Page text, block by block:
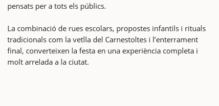
pensats per a tots els públics.
La combinació de rues escolars, propostes infantils i rituals
tradicionals com la vetlla del Carnestoltes i l’enterrament
final, converteixen la festa en una experiència completa i
molt arrelada a la ciutat.